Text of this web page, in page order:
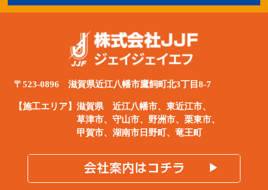
〒523-0896 滋賀県近江八幡市鷹飼町北3丁目8-7
【施工エリア】滋賀県近江八幡市、東近江市、
草津市、守山市、野洲市、栗東市、
甲賀市、湖南市日野町、竜王町